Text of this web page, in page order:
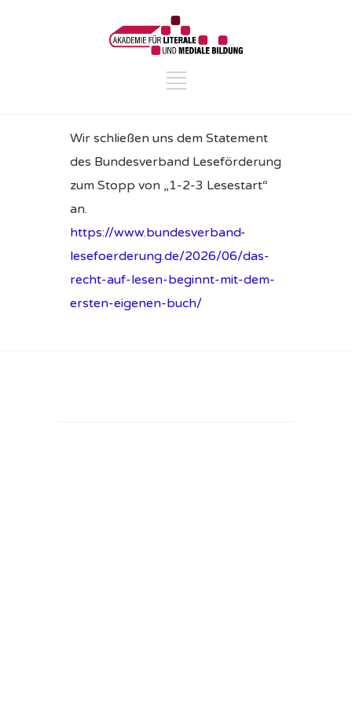
Wir schließen uns dem Statement
des Bundesverband Leseförderung
zum Stopp von „1-2-3 Lesestart“
an.
https://www.bundesverband-
lesefoerderung.de/2026/06/das-
recht-auf-lesen-beginnt-mit-dem-
ersten-eigenen-buch/